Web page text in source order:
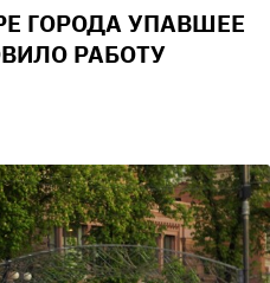
ГОРОДА УПАВШЕЕ
РАБОТУ